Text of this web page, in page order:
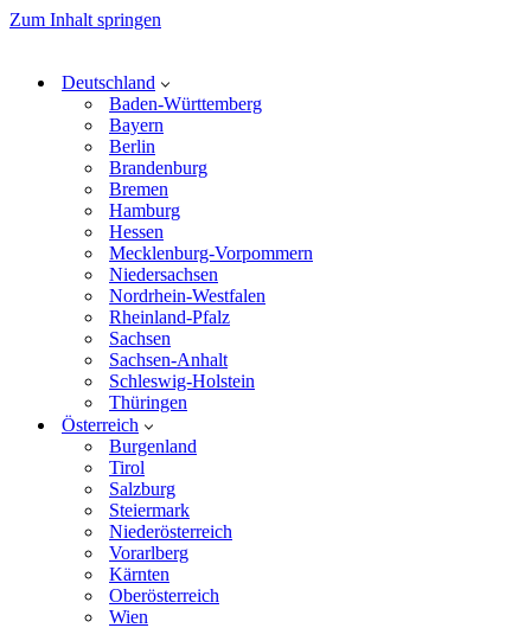
Zum Inhalt springen
Deutschland
Baden-Württemberg
Bayern
Berlin
Brandenburg
Bremen
Hamburg
Hessen
Mecklenburg-Vorpommern
Niedersachsen
Nordrhein-Westfalen
Rheinland-Pfalz
Sachsen
Sachsen-Anhalt
Schleswig-Holstein
Thüringen
Österreich
Burgenland
Tirol
Salzburg
Steiermark
Niederösterreich
Vorarlberg
Kärnten
Oberösterreich
Wien